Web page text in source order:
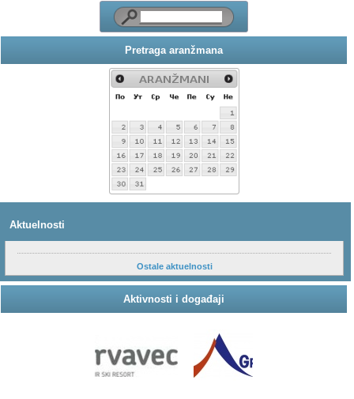
Pretraga aranžmana
Ostale aktuelnosti
Aktivnosti i događaji